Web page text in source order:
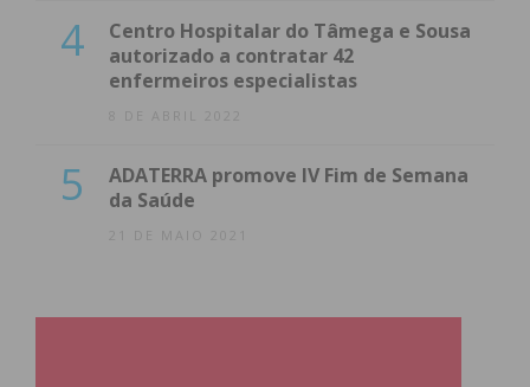
4
Centro Hospitalar do Tâmega e Sousa
autorizado a contratar 42
enfermeiros especialistas
8 DE ABRIL 2022
5
ADATERRA promove IV Fim de Semana
da Saúde
21 DE MAIO 2021